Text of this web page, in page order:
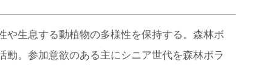
や生息する動植物の多様性を保持する。森林ボ
動。参加意欲のある主にシニア世代を森林ボラ